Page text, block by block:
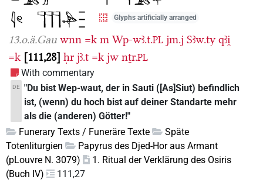
Glyphs artificially arranged
13.o.ä.Gau wnn =k m Wp-wꜣ.t.PL jm.j Sꜣw.ty qꜣi̯
=k 111,28 ḥr jꜣ.t =k jw nṯr.PL
With commentary
DE "Du bist Wep-waut, der in Sauti ([As]Siut) befindlich
ist, (wenn) du hoch bist auf deiner Standarte mehr
als die (anderen) Götter!"
Funerary Texts / Funeräre Texte
Späte
Totenliturgien
Papyrus des Djed-Hor aus Armant
(pLouvre N. 3079)
1. Ritual der Verklärung des Osiris
(Buch IV)
111,27